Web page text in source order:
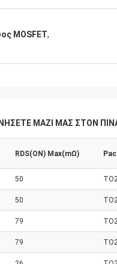
MOSFET,
ΜΑΖΊ ΜΑΣ ΣΤΟΝ
RDS(ON) Max(mΩ)
50
50
79
79